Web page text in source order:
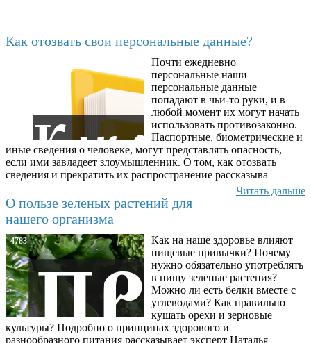
Как отозвать свои персональные данные?
Почти ежедневно
персональные наши
персональные данные
попадают в чьи-то руки, и в
любой момент их могут начать
использовать противозаконно.
Паспортные, биометрические и
иные сведения о человеке, могут представлять опасность,
если ими завладеет злоумышленник. О том, как отозвать
сведения и прекратить их распространение рассказыва
Читать дальше
О пользе зеленых растений для
нашего организма
4783
Как на наше здоровье влияют
пищевые привычки? Почему
нужно обязательно употреблять
в пищу зеленые растения?
Можно ли есть белки вместе с
углеводами? Как правильно
кушать орехи и зерновые
культуры? Подробно о принципах здорового и
разнообразного питания рассказывает эксперт Наталья